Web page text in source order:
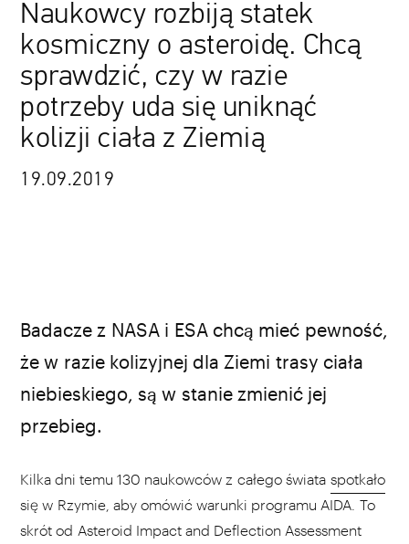
Naukowcy rozbiją statek
kosmiczny o asteroidę. Chcą
sprawdzić, czy w razie
potrzeby uda się uniknąć
kolizji ciała z Ziemią
19.09.2019
FACEBOOK TWITTER PINTEREST
Badacze z NASA i ESA chcą mieć pewność,
że w razie kolizyjnej dla Ziemi trasy ciała
niebieskiego, są w stanie zmienić jej
przebieg.
Kilka dni temu 130 naukowców z całego świata spotkało
się w Rzymie, aby omówić warunki programu AIDA. To
skrót od Asteroid Impact and Deflection Assessment